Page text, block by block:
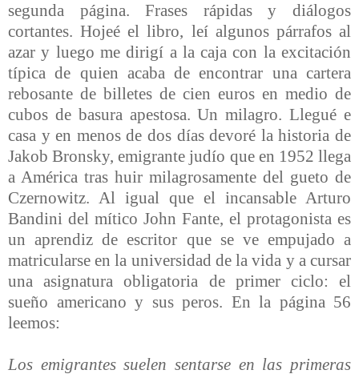
segunda página. Frases rápidas y diálogos
cortantes. Hojeé el libro, leí algunos párrafos al
azar y luego me dirigí a la caja con la excitación
típica de quien acaba de encontrar una cartera
rebosante de billetes de cien euros en medio de
cubos de basura apestosa. Un milagro. Llegué e
casa y en menos de dos días devoré la historia de
Jakob Bronsky, emigrante judío que en 1952 llega
a América tras huir milagrosamente del gueto de
Czernowitz. Al igual que el incansable Arturo
Bandini del mítico John Fante, el protagonista es
un aprendiz de escritor que se ve empujado a
matricularse en la universidad de la vida y a cursar
una asignatura obligatoria de primer ciclo: el
sueño americano y sus peros. En la página 56
leemos:
Los emigrantes suelen sentarse en las primeras